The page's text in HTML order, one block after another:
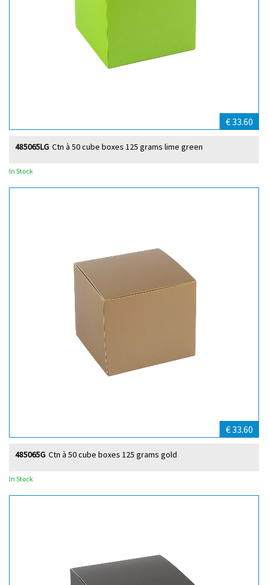
€ 33.60
Ctn à 50 cube boxes 125 grams lime green
485065LG
In Stock
€ 33.60
Ctn à 50 cube boxes 125 grams gold
485065G
In Stock